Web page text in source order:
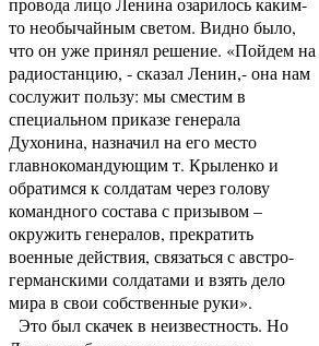
то необычайным светом. Видно было,
что он уже принял решение. «Пойдем на
радиостанцию, - сказал Ленин,- она нам
сослужит пользу: мы сместим в
специальном приказе генерала
Духонина, назначил на его место
главнокомандующим т. Крыленко и
обратимся к солдатам через голову
командного состава с призывом –
окружить генералов, прекратить
военные действия, связаться с австро-
германскими солдатами и взять дело
мира в свои собственные руки».
Это был скачек в неизвестность. Но